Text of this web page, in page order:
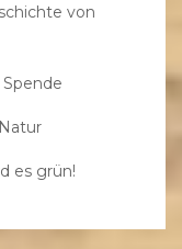
von
es grün!